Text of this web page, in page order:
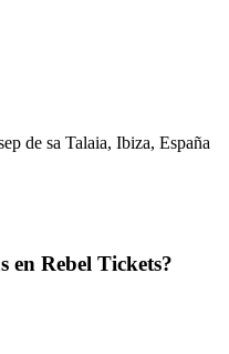
de sa Talaia, Ibiza, España
en Rebel Tickets?